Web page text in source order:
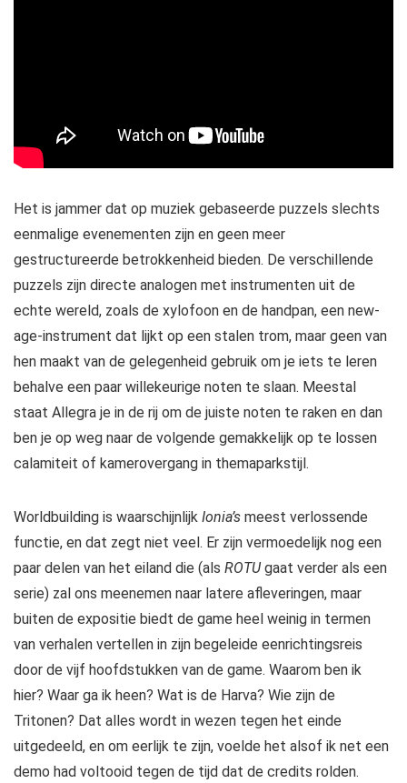
Het is jammer dat op muziek gebaseerde puzzels slechts
eenmalige evenementen zijn en geen meer
gestructureerde betrokkenheid bieden. De verschillende
puzzels zijn directe analogen met instrumenten uit de
echte wereld, zoals de xylofoon en de handpan, een new-
age-instrument dat lijkt op een stalen trom, maar geen van
hen maakt van de gelegenheid gebruik om je iets te leren
behalve een paar willekeurige noten te slaan. Meestal
staat Allegra je in de rij om de juiste noten te raken en dan
ben je op weg naar de volgende gemakkelijk op te lossen
calamiteit of kamerovergang in themaparkstijl.
Worldbuilding is waarschijnlijk Ionia’s meest verlossende
functie, en dat zegt niet veel . Er zijn vermoedelijk nog een
paar delen van het eiland die (als ROTUgaat verder als een
serie) zal ons meenemen naar latere afleveringen, maar
buiten de expositie biedt de game heel weinig in termen
van verhalen vertellen in zijn begeleide eenrichtingsreis
door de vijf hoofdstukken van de game. Waarom ben ik
hier? Waar ga ik heen? Wat is de Harva? Wie zijn de
Tritonen? Dat alles wordt in wezen tegen het einde
uitgedeeld, en om eerlijk te zijn, voelde het alsof ik net een
demo had voltooid tegen de tijd dat de credits rolden.